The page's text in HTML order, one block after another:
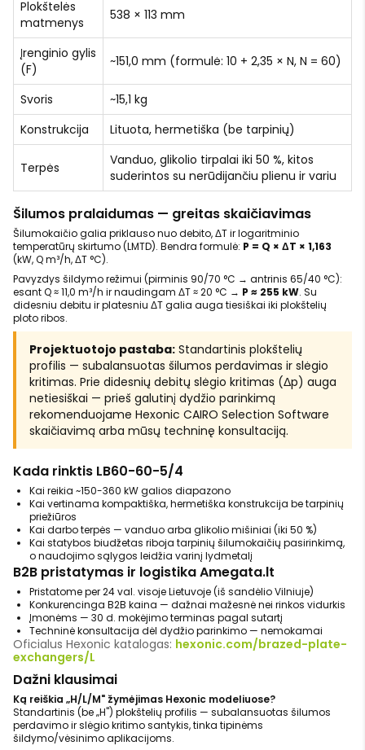
Plokštelės
matmenys
538 × 113 mm
Įrenginio gylis
(F)
~151,0 mm (formulė: 10 + 2,35 × N, N = 60)
Svoris
~15,1 kg
Konstrukcija
Lituota, hermetiška (be tarpinių)
Terpės
Vanduo, glikolio tirpalai iki 50 %, kitos
suderintos su nerūdijančiu plienu ir variu
Šilumos pralaidumas — greitas skaičiavimas
Šilumokaičio galia priklauso nuo debito, ΔT ir logaritminio
temperatūrų skirtumo (LMTD). Bendra formulė: P = Q × ΔT × 1,163
(kW, Q m³/h, ΔT °C).
Pavyzdys šildymo režimui (pirminis 90/70 °C → antrinis 65/40 °C):
esant Q ≈ 11,0 m³/h ir naudingam ΔT ≈ 20 °C → P ≈ 255 kW. Su
didesniu debitu ir platesniu ΔT galia auga tiesiškai iki plokštelių
ploto ribos.
Projektuotojo pastaba: Standartinis plokštelių
profilis — subalansuotas šilumos perdavimas ir slėgio
kritimas. Prie didesnių debitų slėgio kritimas (Δp) auga
netiesiškai — prieš galutinį dydžio parinkimą
rekomenduojame Hexonic CAIRO Selection Software
skaičiavimą arba mūsų techninę konsultaciją.
Kada rinktis LB60-60-5/4
Kai reikia ~150-360 kW galios diapazono
Kai vertinama kompaktiška, hermetiška konstrukcija be tarpinių
priežiūros
Kai darbo terpės — vanduo arba glikolio mišiniai (iki 50 %)
Kai statybos biudžetas riboja tarpinių šilumokaičių pasirinkimą,
o naudojimo sąlygos leidžia varinį lydmetalį
B2B pristatymas ir logistika Amegata.lt
Pristatome per 24 val. visoje Lietuvoje (iš sandėlio Vilniuje)
Konkurencinga B2B kaina — dažnai mažesnė nei rinkos vidurkis
Įmonėms — 30 d. mokėjimo terminas pagal sutartį
Techninė konsultacija dėl dydžio parinkimo — nemokamai
Oficialus Hexonic katalogas: hexonic.com/brazed-plate-
exchangers/L
Dažni klausimai
Ką reiškia „H/L/M" žymėjimas Hexonic modeliuose?
Standartinis (be „H") plokštelių profilis — subalansuotas šilumos
perdavimo ir slėgio kritimo santykis, tinka tipinėms
šildymo/vėsinimo aplikacijoms.